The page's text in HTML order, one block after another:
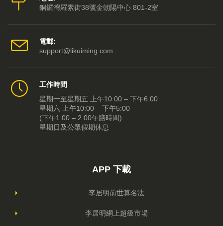
銅鑼灣羅素街38號金朝陽中心 801-2室
電郵:
support@likuiming.com
工作時間
星期一至星期五 上午10:00 – 下午6:00
星期六 上午10:00 – 下午5:00
(下午1:00 – 2:00午膳時間)
星期日及公眾假期休息
APP 下載
李居明前世算名法
李居明網上超級市場